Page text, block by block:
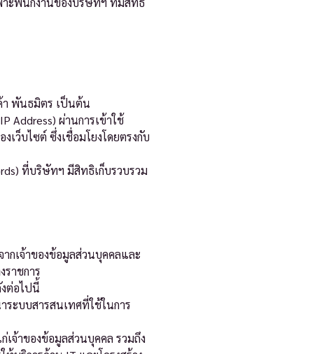
า พันธมิตร เป็นต้น
Address) ผ่านการเข้าใช้
ว็บไซต์ ซึ่งเชื่อมโยงโดยตรงกับ
ที่บริษัทฯ มีสิทธิเก็บรวบรวม
กเจ้าของข้อมูลส่วนบุคคลและ
าชการ
ต่อไปนี้
ะบบสารสนเทศที่ใช้ในการ
จ้าของข้อมูลส่วนบุคคล รวมถึง